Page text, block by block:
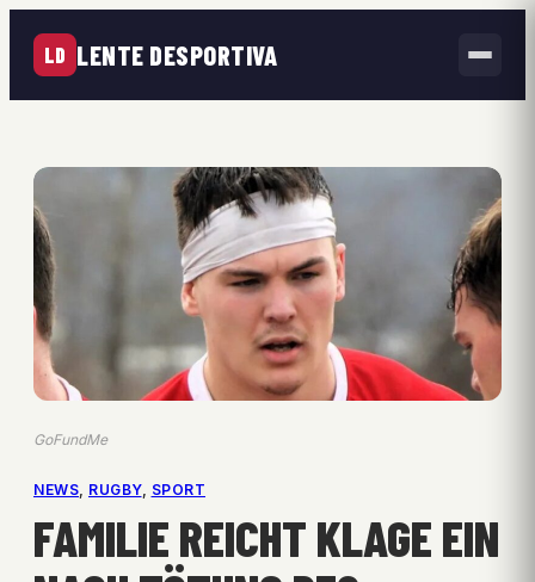
LD LENTE DESPORTIVA
GoFundMe
NEWS, RUGBY, SPORT
FAMILIE REICHT KLAGE EIN